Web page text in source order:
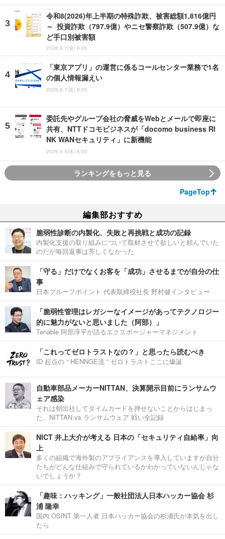
令和8(2026)年上半期の特殊詐欺、被害総額1,816億円
～ 投資詐欺（797.9億）やニセ警察詐欺（507.9億）な
ど手口別被害額
2026.8.7(金) 8:00
「東京アプリ」の運営に係るコールセンター業務で1名
の個人情報漏えい
2026.8.7(金) 8:05
委託先やグループ会社の脅威をWebとメールで即座に
共有、NTTドコモビジネスが「docomo business RI
NK WANセキュリティ」に新機能
2026.8.5(水) 8:00
ランキングをもっと見る
PageTop
編集部おすすめ
脆弱性診断の内製化、失敗と再挑戦と成功の記録
内製化支援の取り組みについて取材させて欲しいと頼んでいた
のだが毎回返事は芳しくなかった
「守る」だけでなくお客を「成功」させるまでが自分の仕
事
日本プルーフポイント 代表取締役社長 野村健インタビュー
「脆弱性管理はレガシーなイメージがあってテクノロジー
的に魅力がないと思いました（阿部）」
Tenable 阿部淳平が語るエクスポージャーマネジメント
「これってゼロトラストなの？」と思ったら読むべき
ID 起点の “ HENNGE流 ” ゼロトラストここに爆誕
自動車部品メーカーNITTAN、決算開示目前にランサムウ
ェア感染
それは朝出社してタイムカードを押せないことからはじまっ
た。NITTAN vs ランサムウェア 戦い全記録
NICT 井上大介が考える 日本の「セキュリティ自給率」向
上
多くの組織で海外製のアプライアンスを導入していますが自分
たちがどんな仕組みで守られているかわかっていないんじゃな
いでしょうか？
「趣味：ハッキング」一般社団法人日本ハッカー協会 杉
浦 隆幸
国内 OSINT 第一人者 日本ハッカー協会の杉浦氏が本気を出し
たら